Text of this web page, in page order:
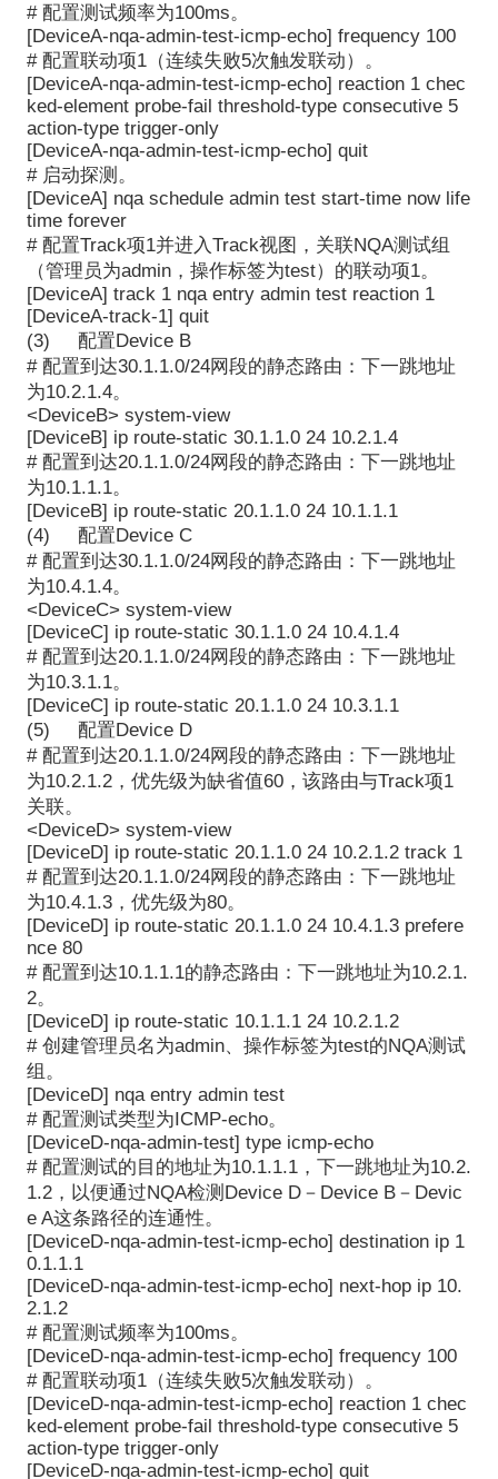
# 配置测试频率为100ms。
[DeviceA-nqa-admin-test-icmp-echo] frequency 100
# 配置联动项1（连续失败5次触发联动）。
[DeviceA-nqa-admin-test-icmp-echo] reaction 1 chec
ked-element probe-fail threshold-type consecutive 5
action-type trigger-only
[DeviceA-nqa-admin-test-icmp-echo] quit
# 启动探测。
[DeviceA] nqa schedule admin test start-time now life
time forever
# 配置Track项1并进入Track视图，关联NQA测试组
（管理员为admin，操作标签为test）的联动项1。
[DeviceA] track 1 nqa entry admin test reaction 1
[DeviceA-track-1] quit
(3) 配置Device B
# 配置到达30.1.1.0/24网段的静态路由：下一跳地址
为10.2.1.4。
<DeviceB> system-view
[DeviceB] ip route-static 30.1.1.0 24 10.2.1.4
# 配置到达20.1.1.0/24网段的静态路由：下一跳地址
为10.1.1.1。
[DeviceB] ip route-static 20.1.1.0 24 10.1.1.1
(4) 配置Device C
# 配置到达30.1.1.0/24网段的静态路由：下一跳地址
为10.4.1.4。
<DeviceC> system-view
[DeviceC] ip route-static 30.1.1.0 24 10.4.1.4
# 配置到达20.1.1.0/24网段的静态路由：下一跳地址
为10.3.1.1。
[DeviceC] ip route-static 20.1.1.0 24 10.3.1.1
(5) 配置Device D
# 配置到达20.1.1.0/24网段的静态路由：下一跳地址
为10.2.1.2，优先级为缺省值60，该路由与Track项1
关联。
<DeviceD> system-view
[DeviceD] ip route-static 20.1.1.0 24 10.2.1.2 track 1
# 配置到达20.1.1.0/24网段的静态路由：下一跳地址
为10.4.1.3，优先级为80。
[DeviceD] ip route-static 20.1.1.0 24 10.4.1.3 prefere
nce 80
# 配置到达10.1.1.1的静态路由：下一跳地址为10.2.1.
2。
[DeviceD] ip route-static 10.1.1.1 24 10.2.1.2
# 创建管理员名为admin、操作标签为test的NQA测试
组。
[DeviceD] nqa entry admin test
# 配置测试类型为ICMP-echo。
[DeviceD-nqa-admin-test] type icmp-echo
# 配置测试的目的地址为10.1.1.1，下一跳地址为10.2.
1.2，以便通过NQA检测Device D－Device B－Devic
e A这条路径的连通性。
[DeviceD-nqa-admin-test-icmp-echo] destination ip 1
0.1.1.1
[DeviceD-nqa-admin-test-icmp-echo] next-hop ip 10.
2.1.2
# 配置测试频率为100ms。
[DeviceD-nqa-admin-test-icmp-echo] frequency 100
# 配置联动项1（连续失败5次触发联动）。
[DeviceD-nqa-admin-test-icmp-echo] reaction 1 chec
ked-element probe-fail threshold-type consecutive 5
action-type trigger-only
[DeviceD-nqa-admin-test-icmp-echo] quit